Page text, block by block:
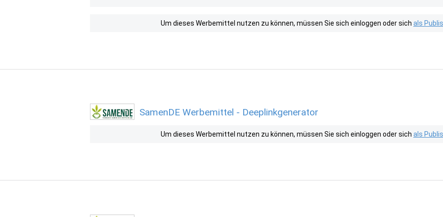
Um dieses Werbemittel nutzen zu können, müssen Sie sich einloggen oder sich als
SamenDE Werbemittel - Deeplinkgenerator
Um dieses Werbemittel nutzen zu können, müssen Sie sich einloggen oder sich als